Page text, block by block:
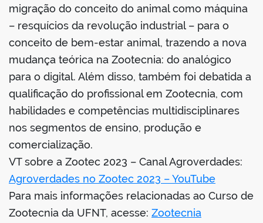
migração do conceito do animal como máquina
– resquícios da revolução industrial – para o
conceito de bem-estar animal, trazendo a nova
mudança teórica na Zootecnia: do analógico
para o digital. Além disso, também foi debatida a
qualificação do profissional em Zootecnia, com
habilidades e competências multidisciplinares
nos segmentos de ensino, produção e
comercialização.
VT sobre a Zootec 2023 – Canal Agroverdades:
Agroverdades no Zootec 2023 – YouTube
Para mais informações relacionadas ao Curso de
Zootecnia da UFNT, acesse: Zootecnia